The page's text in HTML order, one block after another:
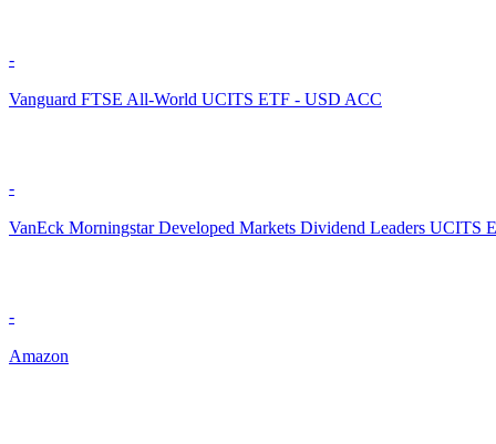
-
Vanguard FTSE All-World UCITS ETF - USD ACC
-
VanEck Morningstar Developed Markets Dividend Leaders UCITS
-
Amazon